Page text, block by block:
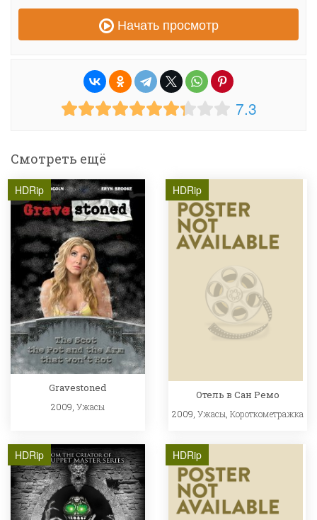
Начать просмотр
7.3
Смотреть ещё
HDRip
Gravestoned
2009, Ужасы
HDRip
Отель в Сан Ремо
2009,Ужасы ,Короткометражка
HDRip HDRip